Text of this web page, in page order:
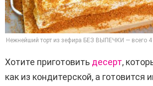
Нежнейший торт из зефира БЕЗ ВЫПЕЧКИ — всего 4
Хотите приготовить десерт,
как из кондитерской, а готовится